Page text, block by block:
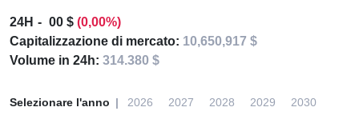
24H 00 $ (0,00%)
Capitalizzazione di mercato: 10,650,917 $
Volume in 24h: 314.380 $
Selezionare l'anno 2026 2027 2028 2029 2030